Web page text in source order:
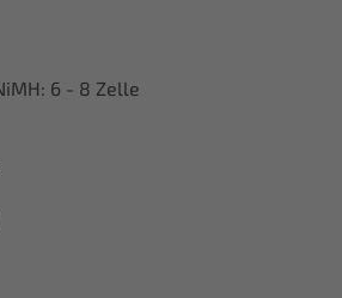
6 - 8 Zelle